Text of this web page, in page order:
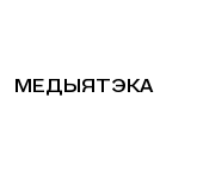
МЕДЫЯТЭКА